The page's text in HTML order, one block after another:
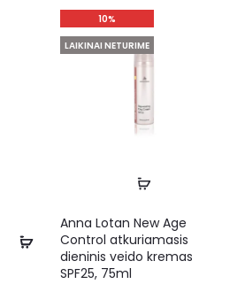
10%
LAIKINAI NETURIME
Anna Lotan New Age
Control atkuriamasis
dieninis veido kremas
SPF25, 75ml